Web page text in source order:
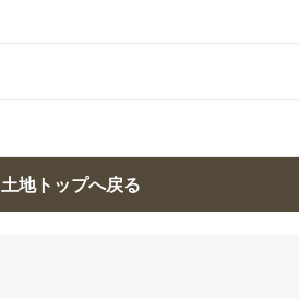
土地トップへ戻る